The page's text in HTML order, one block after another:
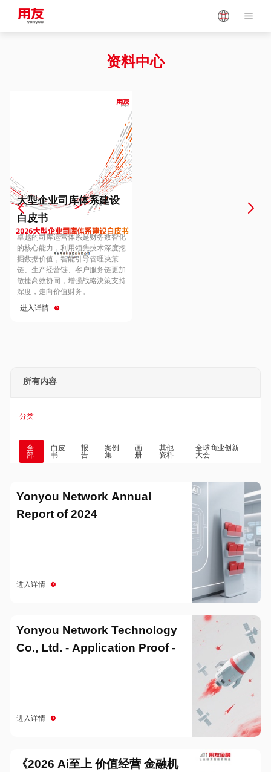
Vietnam
Europe
Hungary
Hong Kong
资料中心
大型企业司库体系建设
白皮书
卓越的司库运营体系是财务数智化
的核心能力，利用领先技术深度挖
掘数据价值，智能引导管理决策
链、生产经营链、客户服务链更加
敏捷高效协同，增强战略決策支持
深度，走向价值财务。
进入详情
所有内容
分类
全
部
白皮
书
报
告
案例
集
画
册
其他
资料
全球商业创新
大会
Yonyou Network Annual
Report of 2024
进入详情
Yonyou Network Technology
Co., Ltd. - Application Proof -
进入详情
《2026 Ai至上 价值经营 金融机